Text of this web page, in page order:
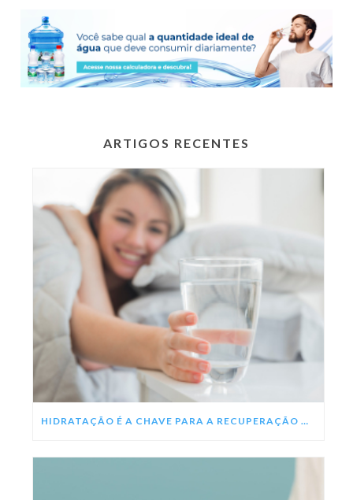
ARTIGOS RECENTES
HIDRATAÇÃO É A CHAVE PARA A RECUPERAÇÃO DA DENGUE